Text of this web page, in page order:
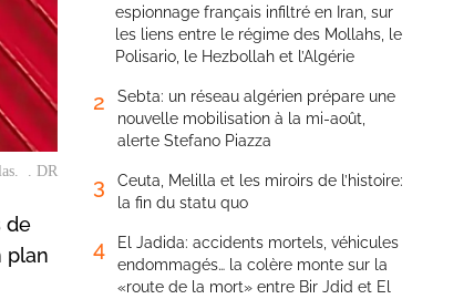
. DR
de
plan
espionnage français infiltré en Iran, sur
les liens entre le régime des Mollahs, le
Polisario, le Hezbollah et l’Algérie
2
Sebta: un réseau algérien prépare une
nouvelle mobilisation à la mi-août,
alerte Stefano Piazza
3
Ceuta, Melilla et les miroirs de l’histoire:
la fin du statu quo
4
El Jadida: accidents mortels, véhicules
endommagés… la colère monte sur la
«route de la mort» entre Bir Jdid et El